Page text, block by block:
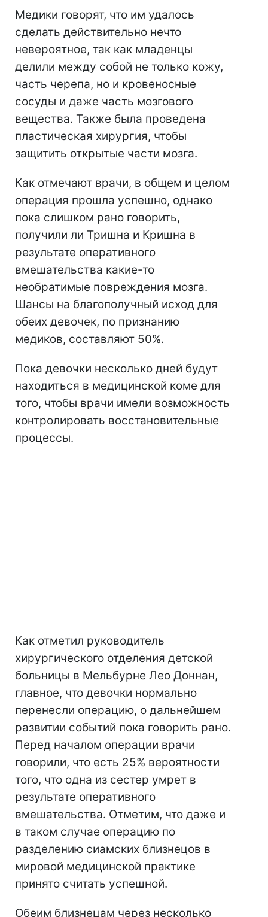
Медики говорят, что им удалось
сделать действительно нечто
невероятное, так как младенцы
делили между собой не только кожу,
часть черепа, но и кровеносные
сосуды и даже часть мозгового
вещества. Также была проведена
пластическая хирургия, чтобы
защитить открытые части мозга.
Как отмечают врачи, в общем и целом
операция прошла успешно, однако
пока слишком рано говорить,
получили ли Тришна и Кришна в
результате оперативного
вмешательства какие-то
необратимые повреждения мозга.
Шансы на благополучный исход для
обеих девочек, по признанию
медиков, составляют 50%.
Пока девочки несколько дней будут
находиться в медицинской коме для
того, чтобы врачи имели возможность
контролировать восстановительные
процессы.
Как отметил руководитель
хирургического отделения детской
больницы в Мельбурне Лео Доннан,
главное, что девочки нормально
перенесли операцию, о дальнейшем
развитии событий пока говорить рано.
Перед началом операции врачи
говорили, что есть 25% вероятности
того, что одна из сестер умрет в
результате оперативного
вмешательства. Отметим, что даже и
в таком случае операцию по
разделению сиамских близнецов в
мировой медицинской практике
принято считать успешной.
Обеим близнецам через несколько